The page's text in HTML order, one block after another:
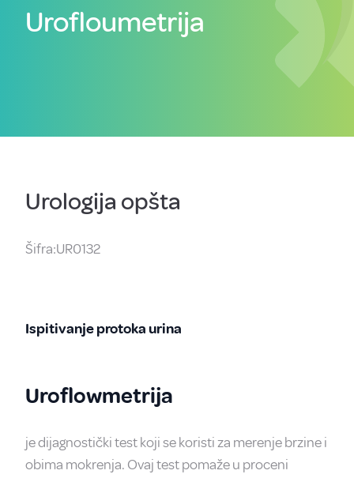
Urofloumetrija
Urologija opšta
Šifra:UR0132
Ispitivanje protoka urina
Uroflowmetrija
je dijagnostički test koji se koristi za merenje brzine i
obima mokrenja. Ovaj test pomaže u proceni